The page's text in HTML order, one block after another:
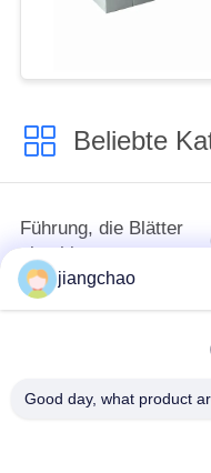
Beliebte
Führung, die Blätter
abschirmt
jiangchao
Good day, what product